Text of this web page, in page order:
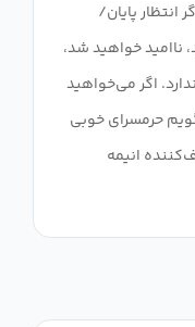
اگر انتظار پایان/
ناامید خواهید شد،
2 فصل وجود ندارد. اگر می‌خواهید
حرمسرای خوبی
انیمه